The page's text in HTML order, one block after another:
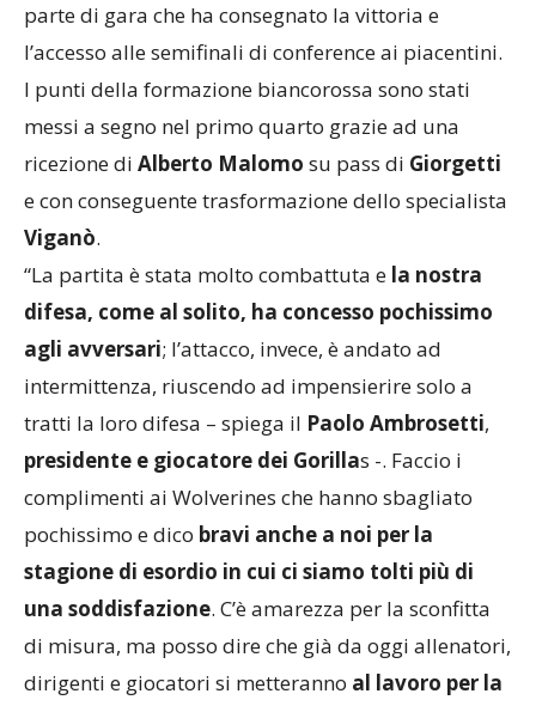
parte di gara che ha consegnato la vittoria e
l’accesso alle semifinali di conference ai piacentini.
I punti della formazione biancorossa sono stati
messi a segno nel primo quarto grazie ad una
ricezione di Alberto Malomo su pass di Giorgetti
e con conseguente trasformazione dello specialista
Viganò.
“La partita è stata molto combattuta e la nostra
difesa, come al solito, ha concesso pochissimo
agli avversari; l’attacco, invece, è andato ad
intermittenza, riuscendo ad impensierire solo a
tratti la loro difesa – spiega il Paolo Ambrosetti,
presidente e giocatore dei Gorillas -. Faccio i
complimenti ai Wolverines che hanno sbagliato
pochissimo e dico bravi anche a noi per la
stagione di esordio in cui ci siamo tolti più di
una soddisfazione. C’è amarezza per la sconfitta
di misura, ma posso dire che già da oggi allenatori,
dirigenti e giocatori si metteranno al lavoro per la